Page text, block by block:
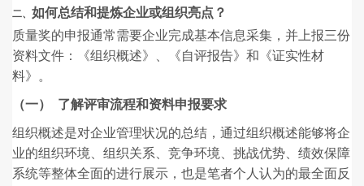
二、 如何总结和提炼企业或组织亮点？
质量奖的申报通常需要企业完成基本信息采集，并上报三份
资料文件：《组织概述》、《自评报告》和《证实性材
料》。
（一） 了解评审流程和资料申报要求
组织概述是对企业管理状况的总结，通过组织概述能够将企
业的组织环境、组织关系、竞争环境、挑战优势、绩效保障
系统等整体全面的进行展示，也是笔者个人认为的最全面反